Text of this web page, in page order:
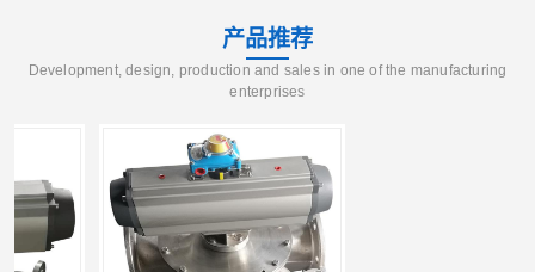
产品推荐
Development, design, production and sales in one of the manufacturing
enterprises